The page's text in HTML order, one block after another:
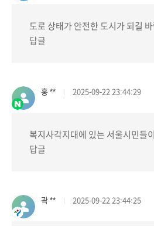
도로 상태가 안전한 도시가 되길
답글
홍 ** 2025-09-22 23:44:29
복지사각지대에 있는 서울시민들
답글
곽 ** 2025-09-22 23:44:25